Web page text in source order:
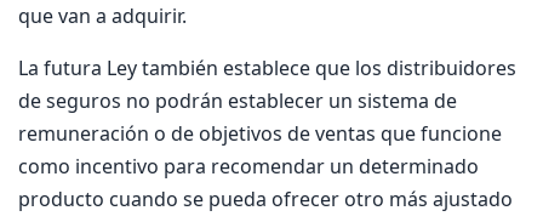
que van a adquirir.
La futura Ley también establece que los distribuidores
de seguros no podrán establecer un sistema de
remuneración o de objetivos de ventas que funcione
como incentivo para recomendar un determinado
producto cuando se pueda ofrecer otro más ajustado